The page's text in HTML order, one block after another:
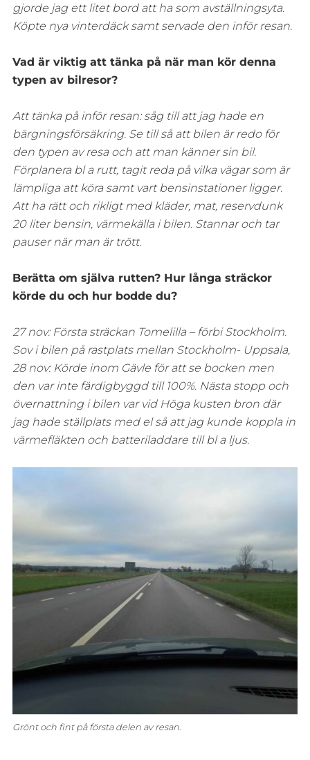
gjorde jag ett litet bord att ha som avställningsyta.
Köpte nya vinterdäck samt servade den inför resan.
Vad är viktig att tänka på när man kör denna
typen av bilresor?
Att tänka på inför resan: såg till att jag hade en
bärgningsförsäkring. Se till så att bilen är redo för
den typen av resa och att man känner sin bil.
Förplanera bl a rutt, tagit reda på vilka vägar som är
lämpliga att köra samt vart bensinstationer ligger.
Att ha rätt och rikligt med kläder, mat, reservdunk
20 liter bensin, värmekälla i bilen. Stannar och tar
pauser när man är trött.
Berätta om själva rutten? Hur långa sträckor
körde du och hur bodde du?
27 nov: Första sträckan Tomelilla – förbi Stockholm.
Sov i bilen på rastplats mellan Stockholm- Uppsala,
28 nov: Körde inom Gävle för att se bocken men
den var inte färdigbyggd till 100%. Nästa stopp och
övernattning i bilen var vid Höga kusten bron där
jag hade ställplats med el så att jag kunde koppla in
värmefläkten och batteriladdare till bl a ljus.
Grönt och fint på första delen av resan.